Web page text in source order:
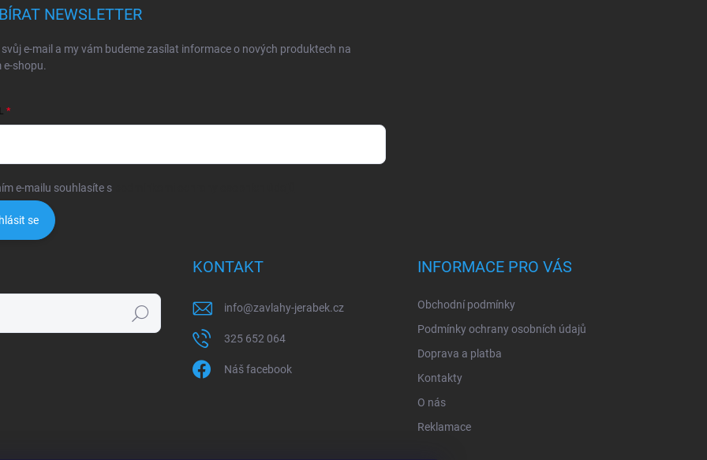
NEWSLETTER
e-mail a my vám budeme zasílat informace o nových produktech na
e-shopu.
e-mailu souhlasíte s
se
Hledat
KONTAKT
info@zavlahy-jerabek.cz
325 652 064
Náš facebook
INFORMACE PRO VÁS
Obchodní podmínky
Podmínky ochrany osobních údajů
Doprava a platba
Kontakty
O nás
Reklamace